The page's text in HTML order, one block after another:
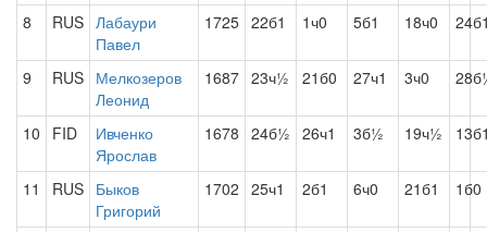
8 RUS Лабаури
Павел
1725 22б1 1ч0 5б1 18ч0
9 RUS Мелкозеров
Леонид
1687 23ч½ 21б0 27ч1 3ч0
10 FID
Ивченко
Ярослав
1678 24б½ 26ч1 3б½ 19ч½
11 RUS Быков
Григорий
1702 25ч1 2б1 6ч0 21б1 1б0